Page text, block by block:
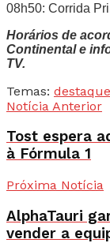
08h50: Corrida
Horários de
Continental e
TV.
Temas: destaque
Notícia Anterior
Tost espera
à Fórmula 1
Próxima Notícia
AlphaTauri
vender a